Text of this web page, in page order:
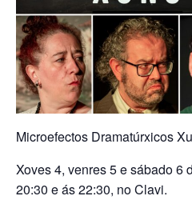
Microefectos Dramatúrxicos
Xoves 4, venres 5 e sábado 6
20:30 e ás 22:30, no Clavi.